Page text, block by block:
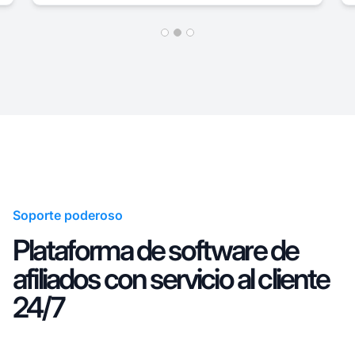
Soporte poderoso
Plataforma de software de
afiliados con servicio al cliente
24/7